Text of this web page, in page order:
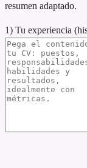
resumen adaptado.
1) Tu experiencia